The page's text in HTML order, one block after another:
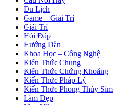
Du Lịch
Game – Giải Trí
Giải Trí
Hỏi Đáp
Hướng Dẫn
Khoa Học – Công Nghệ
Kiến Thức Chung
Kiến Thức Chứng Khoáng
Kiến Thức Pháp Lý
Kiến Thức Phong Thủy Sim
Làm Đẹp